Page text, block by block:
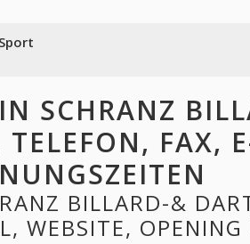
SCHRANZ
TELEFON, FAX,
BILLARD-&
WEBSITE, OPENING